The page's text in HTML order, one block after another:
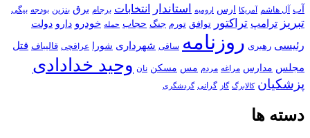
آب آل هاشم آمریکا ارس ارومیه استاندار انتخابات برجام برق بنزین بودجه بیگی
تبریز ترامپ تراکتور توافق تورم جنگ حجاب حمله خودرو دارو دولت
رئیسی رهبری روزنامه ساقی شهرداری شورا عراقچی قالیباف قتل
مجلس مدارس مراغه مردم مس مسکن نان وحید خدادادی
پزشکیان کالابرگ گاز گرانی گردشگری
دسته ها